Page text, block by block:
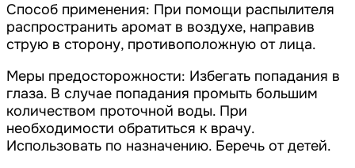
Способ применения: При помощи распылителя
распространить аромат в воздухе, направив
струю в сторону, противоположную от лица.
Меры предосторожности: Избегать попадания в
глаза. В случае попадания промыть большим
количеством проточной воды. При
необходимости обратиться к врачу.
Использовать по назначению. Беречь от детей.